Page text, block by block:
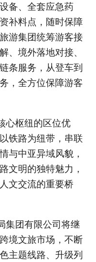
备、全套应急药
补料点，随时保障
游集团统筹游客接
、境外落地对接、
条服务，从登车到
，全方位保障游客
心枢纽的区位优
铁路为纽带，串联
与中亚异域风貌，
文明的独特魅力，
文交流的重要桥
集团有限公司将继
境文旅市场，不断
主题线路、升级列